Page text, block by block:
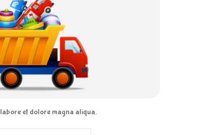
et dolore magna aliqua.